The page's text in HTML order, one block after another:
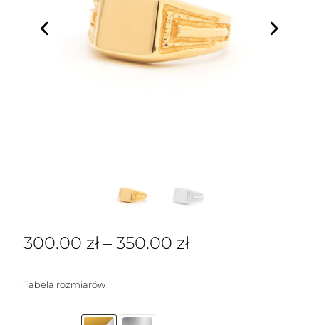
300.00 zł – 350.00 zł
Tabela rozmiarów